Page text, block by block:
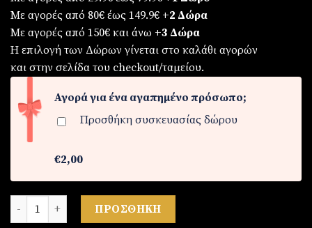
Με αγορές από 80€ έως 149.9€ +2 Δώρα
Με αγορές από 150€ και άνω +3 Δώρα
Η επιλογή των Δώρων γίνεται στο καλάθι αγορών
και στην σελίδα του checkout/ταμείου.
Αγορά για ένα αγαπημένο πρόσωπο;
Προσθήκη συσκευασίας δώρου
€2,00
Γυναικείο ρολόι ποσότητα
ΠΡΟΣΘΉΚΗ